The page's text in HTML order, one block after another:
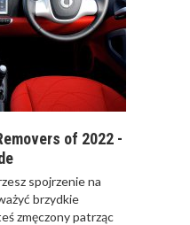
DO
CO
CO
DO
JAK
of 2022 -
spojrzenie na
brzydkie
zmęczony patrząc